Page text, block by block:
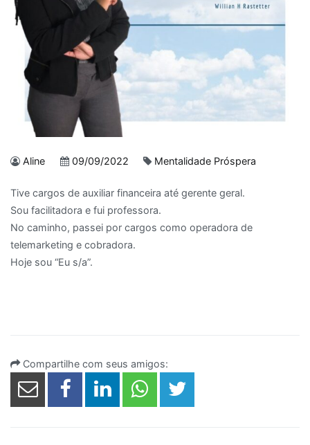
Aline 09/09/2022 Mentalidade Próspera
Tive cargos de auxiliar financeira até gerente geral.
Sou facilitadora e fui professora.
No caminho, passei por cargos como operadora de
telemarketing e cobradora.
Hoje sou “Eu s/a”.
Compartilhe com seus amigos: